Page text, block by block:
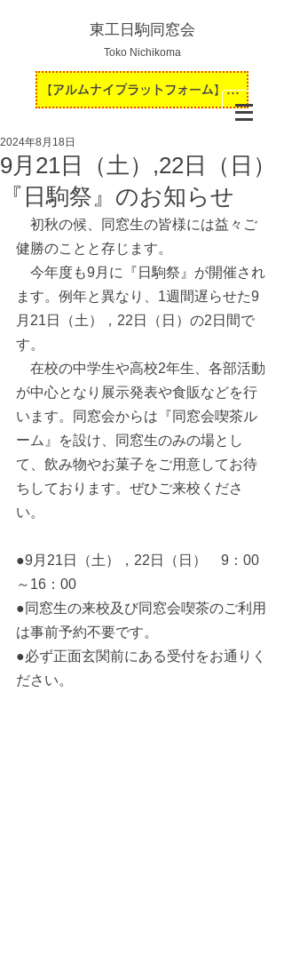
東工日駒同窓会
Toko Nichikoma
【アルムナイプラットフォーム】運用開始のお知らせ
9月21日（土）,22日（日）
『日駒祭』のお知らせ
2024年8月18日
初秋の候、同窓生の皆様には益々ご
健勝のことと存じます。
今年度も9月に『日駒祭』が開催され
ます。例年と異なり、1週間遅らせた9
月21日（土），22日（日）の2日間で
す。
在校の中学生や高校2年生、各部活動
が中心となり展示発表や食販などを行
います。同窓会からは『同窓会喫茶ル
ーム』を設け、
同窓生のみの場とし
て、飲み物やお菓子をご用意してお待
ちしております。ぜひご来校くださ
い。
●9月21 日（土），22日（日）　9：00
～16：00
●同窓生の来校及び同窓会喫茶のご利用
は事前予約不要です。
●必ず正面玄関前にある受付をお通りく
ださい。